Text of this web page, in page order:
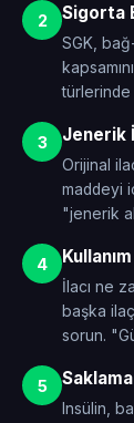
2 Sigorta
SGK,
3 Jenerik
Orijinal
maddeyi
"jenerik
4
İlacı ne
başka
sorun.
5
Insülin,